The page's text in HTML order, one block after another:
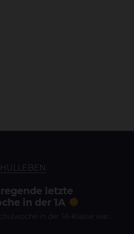
letzte
in der 1A
in der 1A-Klasse war…